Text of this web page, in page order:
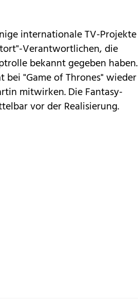
internationale TV-Projekte
"-Verantwortlichen, die
bekannt gegeben haben.
bei "Game of Thrones" wieder
mitwirken. Die Fantasy-
vor der Realisierung.